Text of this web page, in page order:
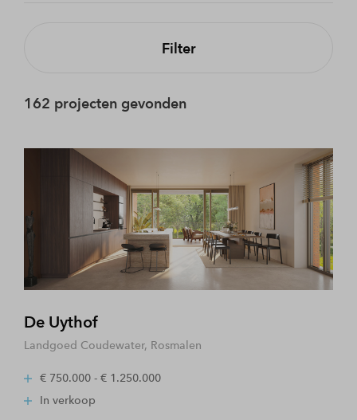
Filter
162 projecten gevonden
De Uythof
Landgoed Coudewater, Rosmalen
€ 750.000 - € 1.250.000
In verkoop